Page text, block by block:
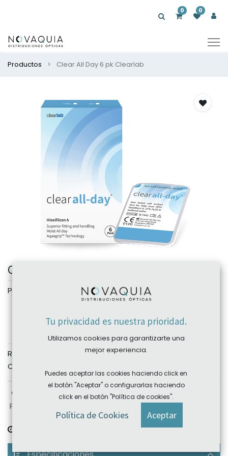
0 0
Productos Clear All Day 6 pk Clearlab
Clear All Day 6 pk Clearlab
Personalizar
REF:
Categories:
Plazo devolución: sujeto a producto, consultar
Tu privacidad es nuestra prioridad.
Utilizamos cookies para garantizarte una
mejor experiencia.
Puedes aceptar las cookies haciendo click en
el botón "Aceptar" o configurarlas haciendo
click en el botón "Política de cookies".
Política de Cookies Aceptar